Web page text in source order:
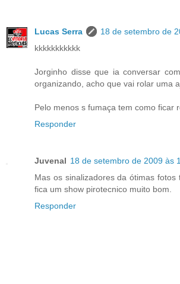
Lucas Serra
18 de setembro de
kkkkkkkkkkk
Jorginho disse que ia conversar
organizando, acho que vai rolar uma
Pelo menos s fumaça tem como ficar
Responder
Juvenal 18 de setembro de 2009 às
Mas os sinalizadores da ótimas fotos
fica um show pirotecnico muito bom.
Responder